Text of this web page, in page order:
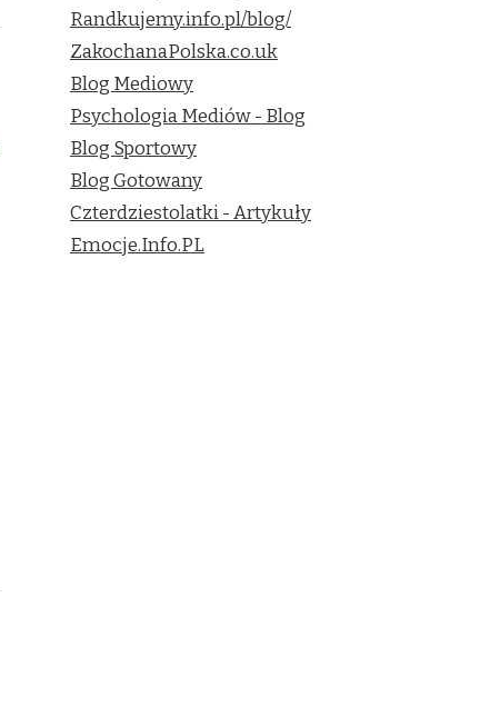
Randkujemy.info.pl/blog/
ZakochanaPolska.co.uk
Blog Mediowy
Psychologia Mediów - Blog
Blog Sportowy
Blog Gotowany
Czterdziestolatki - Artykuły
Emocje.Info.PL